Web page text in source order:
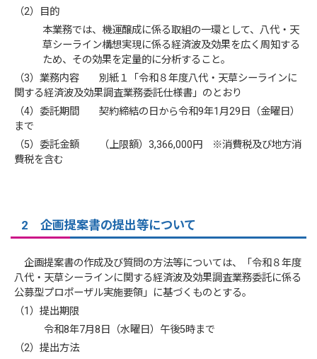
（2）目的
本業務では、機運醸成に係る取組の一環として、八代・天
草シーライン構想実現に係る経済波及効果を広く周知する
ため、その効果を定量的に分析すること。
（3）業務内容 別紙１「令和８年度八代・天草シーラインに
関する経済波及効果調査業務委託仕様書」のとおり
（4）委託期間 契約締結の日から令和9年1月29日（金曜日）
まで
（5）委託金額 （上限額）3,366,000円 ※消費税及び地方消
費税を含む
2 企画提案書の提出等について
企画提案書の作成及び質問の方法等については、「令和８年度
八代・天草シーラインに関する経済波及効果調査業務委託に係る
公募型プロポーザル実施要領」に基づくものとする。
（1）提出期限
令和8年7月8日（水曜日）午後5時まで
（2）提出方法